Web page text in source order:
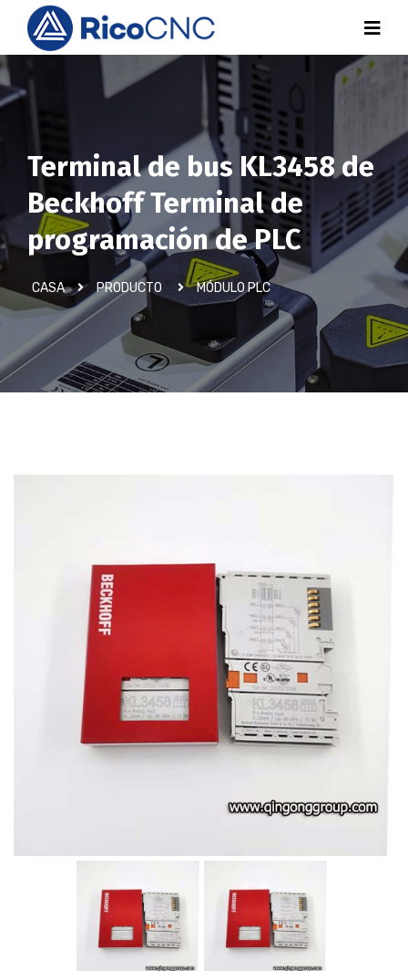
Terminal de bus KL3458 de
Beckhoff Terminal de
programación de PLC
CASA PRODUCTO MÓDULO PLC